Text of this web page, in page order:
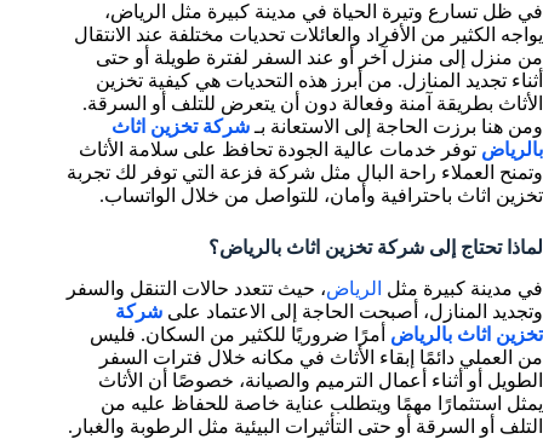
في ظل تسارع وتيرة الحياة في مدينة كبيرة مثل الرياض،
يواجه الكثير من الأفراد والعائلات تحديات مختلفة عند الانتقال
من منزل إلى منزل آخر أو عند السفر لفترة طويلة أو حتى
أثناء تجديد المنازل. من أبرز هذه التحديات هي كيفية تخزين
الأثاث بطريقة آمنة وفعالة دون أن يتعرض للتلف أو السرقة.
ومن هنا برزت الحاجة إلى الاستعانة بـ شركة تخزين اثاث
بالرياض توفر خدمات عالية الجودة تحافظ على سلامة الأثاث
وتمنح العملاء راحة البال مثل شركة فزعة التي توفر لك تجربة
تخزين اثاث باحترافية وأمان، للتواصل من خلال الواتساب.
لماذا تحتاج إلى شركة تخزين اثاث بالرياض؟
في مدينة كبيرة مثل الرياض، حيث تتعدد حالات التنقل والسفر
وتجديد المنازل، أصبحت الحاجة إلى الاعتماد على شركة
تخزين اثاث بالرياض أمرًا ضروريًا للكثير من السكان. فليس
من العملي دائمًا إبقاء الأثاث في مكانه خلال فترات السفر
الطويل أو أثناء أعمال الترميم والصيانة، خصوصًا أن الأثاث
يمثل استثمارًا مهمًا ويتطلب عناية خاصة للحفاظ عليه من
التلف أو السرقة أو حتى التأثيرات البيئية مثل الرطوبة والغبار.